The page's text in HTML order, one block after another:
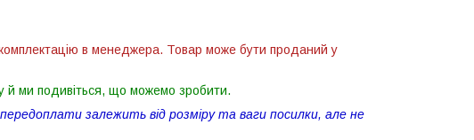
комплектацію в менеджера. Товар може бути проданий у
й ми подивіться, що можемо зробити.
залежить від розміру та ваги посилки, але не